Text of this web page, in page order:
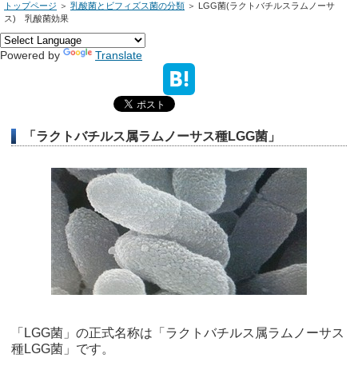
トップページ ＞ 乳酸菌とビフィズス菌の分類 ＞ LGG菌(ラクトバチルスラムノーサ
ス) 乳酸菌効果
Powered by Translate
「ラクトバチルス属ラムノーサス種LGG菌」
「LGG菌」の正式名称は「ラクトバチルス属ラムノーサス
種LGG菌」です。